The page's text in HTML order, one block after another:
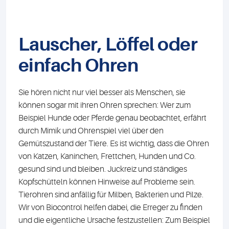
Lauscher, Löffel oder
einfach Ohren
Sie hören nicht nur viel besser als Menschen, sie
können sogar mit ihren Ohren sprechen: Wer zum
Beispiel Hunde oder Pferde genau beobachtet, erfährt
durch Mimik und Ohrenspiel viel über den
Gemütszustand der Tiere. Es ist wichtig, dass die Ohren
von Katzen, Kaninchen, Frettchen, Hunden und Co.
gesund sind und bleiben. Juckreiz und ständiges
Kopfschütteln können Hinweise auf Probleme sein.
Tierohren sind anfällig für Milben, Bakterien und Pilze.
Wir von Biocontrol helfen dabei, die Erreger zu finden
und die eigentliche Ursache festzustellen: Zum Beispiel